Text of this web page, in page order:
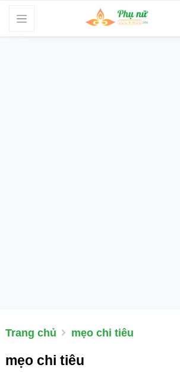
Trang chủ mẹo chi tiêu
mẹo chi tiêu